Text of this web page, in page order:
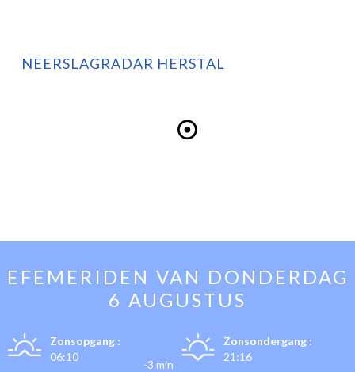
NEERSLAGRADAR HERSTAL
EFEMERIDEN VAN DONDERDAG
6 AUGUSTUS
Zonsopgang :
06:10
-3 min
Zonsondergang :
21:16